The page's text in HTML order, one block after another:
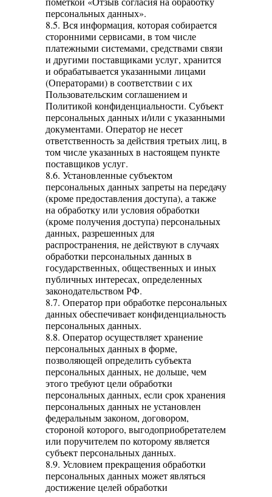
персональных данных».
8.5. Вся информация, которая собирается
сторонними сервисами, в том числе
платежными системами, средствами связи
и другими поставщиками услуг, хранится
и обрабатывается указанными лицами
(Операторами) в соответствии с их
Пользовательским соглашением и
Политикой конфиденциальности. Субъект
персональных данных и/или с указанными
документами. Оператор не несет
ответственность за действия третьих лиц, в
том числе указанных в настоящем пункте
поставщиков услуг.
8.6. Установленные субъектом
персональных данных запреты на передачу
(кроме предоставления доступа), а также
на обработку или условия обработки
(кроме получения доступа) персональных
данных, разрешенных для
распространения, не действуют в случаях
обработки персональных данных в
государственных, общественных и иных
публичных интересах, определенных
законодательством РФ.
8.7. Оператор при обработке персональных
данных обеспечивает конфиденциальность
персональных данных.
8.8. Оператор осуществляет хранение
персональных данных в форме,
позволяющей определить субъекта
персональных данных, не дольше, чем
этого требуют цели обработки
персональных данных, если срок хранения
персональных данных не установлен
федеральным законом, договором,
стороной которого, выгодоприобретателем
или поручителем по которому является
субъект персональных данных.
8.9. Условием прекращения обработки
персональных данных может являться
достижение целей обработки